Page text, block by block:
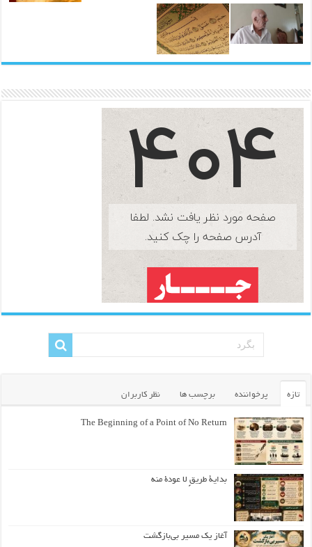
تازه پرخواننده برچسب ها نظر کاربران
The Beginning of a Point of No Return
بداية طريقٍ لا عودة منه
آغاز یک مسیر بی‌بازگشت